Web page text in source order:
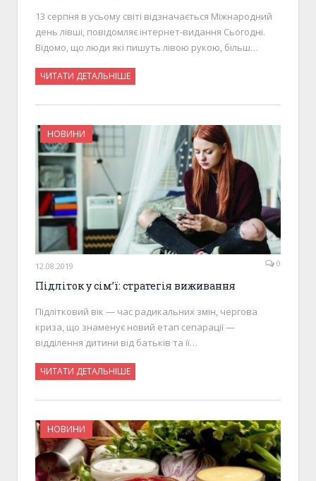
13 серпня в усьому світі відзначається Міжнародний
день лівші, повідомляє інтернет-видання Сьогодні.
Відомо, що люди які пишуть лівою рукою, більш…
ЧИТАТИ ДЕТАЛЬНІШЕ
НОВИНИ
12.08.2019 0
Підліток у сім’ї: стратегія виживання
Підлітковий вік — час радикальних змін, чергова
криза, що знаменує новий етап сепарації —
відділення дитини від батьків та її…
ЧИТАТИ ДЕТАЛЬНІШЕ
НОВИНИ